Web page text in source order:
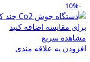
-10%
برای مقایسه اضافه کنید
مشاهده سریع
افزودن به علاقه مندی